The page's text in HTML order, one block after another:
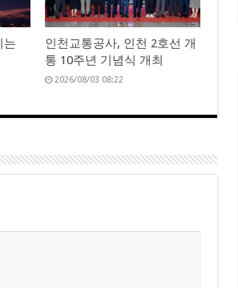
는
인천교통공사, 인천 2호선 개
통 10주년 기념식 개최
2026/08/03 08:22